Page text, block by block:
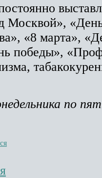
Москвой»,
«8 марта»,
победы»,
по